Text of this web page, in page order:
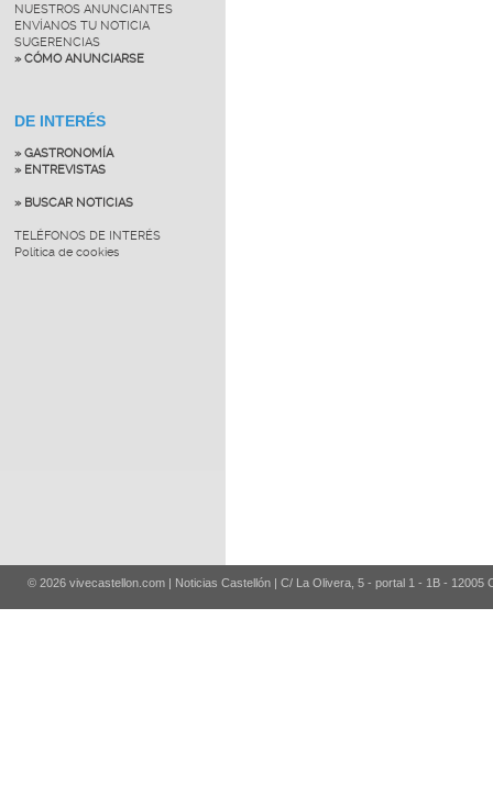
NUESTROS ANUNCIANTES
ENVÍANOS TU NOTICIA
SUGERENCIAS
» CÓMO ANUNCIARSE
DE INTERÉS
» GASTRONOMÍA
» ENTREVISTAS
» BUSCAR NOTICIAS
TELÉFONOS DE INTERÉS
Política de cookies
© 2026 vivecastellon.com | Noticias Castellón | C/ La Olivera, 5 - portal 1 - 1B - 12005